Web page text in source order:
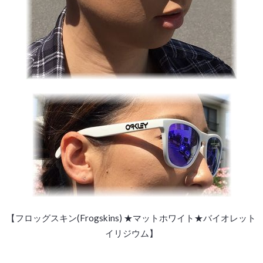
【フロッグスキン(Frogskins) ★マットホワイト★バイオレット
イリジウム】